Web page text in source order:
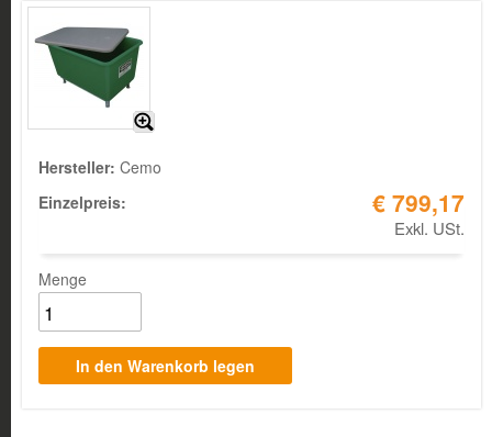
Hersteller: Cemo
Einzelpreis:
€ 799,17
Exkl. USt.
Menge